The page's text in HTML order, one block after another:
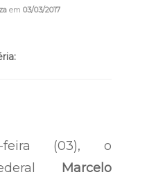
em 03/03/2017
feira (03), o
Marcelo